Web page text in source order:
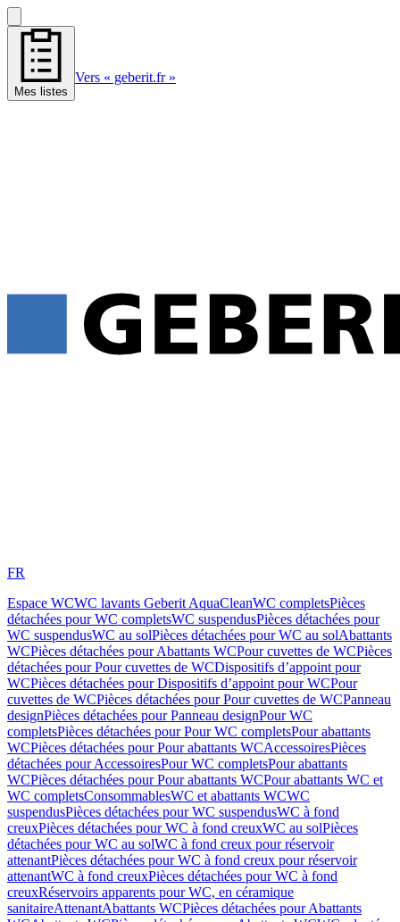
Mes listes
Vers « geberit.fr »
FR
Espace WCWC lavants Geberit AquaCleanWC completsPièces
détachées pour WC completsWC suspendusPièces détachées pour
WC suspendusWC au solPièces détachées pour WC au solAbattants
WCPièces détachées pour Abattants WCPour cuvettes de WCPièces
détachées pour Pour cuvettes de WCDispositifs d’appoint pour
WCPièces détachées pour Dispositifs d’appoint pour WCPour
cuvettes de WCPièces détachées pour Pour cuvettes de WCPanneau
designPièces détachées pour Panneau designPour WC
completsPièces détachées pour Pour WC completsPour abattants
WCPièces détachées pour Pour abattants WCAccessoiresPièces
détachées pour AccessoiresPour WC completsPour abattants
WCPièces détachées pour Pour abattants WCPour abattants WC et
WC completsConsommablesWC et abattants WCWC
suspendusPièces détachées pour WC suspendusWC à fond
creuxPièces détachées pour WC à fond creuxWC au solPièces
détachées pour WC au solWC à fond creux pour réservoir
attenantPièces détachées pour WC à fond creux pour réservoir
attenantWC à fond creuxPièces détachées pour WC à fond
creuxRéservoirs apparents pour WC, en céramique
sanitaireAttenantAbattants WCPièces détachées pour Abattants